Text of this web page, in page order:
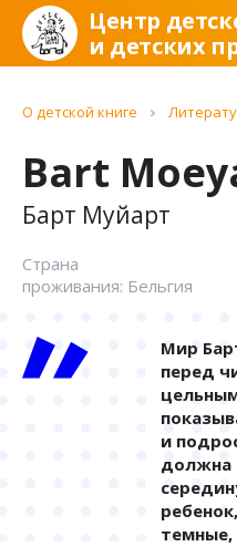
Центр
и детских
О детской книге
Bart
Барт Муйарт
Страна
проживания: Бельгия
Мир
перед
и
должна
темные,